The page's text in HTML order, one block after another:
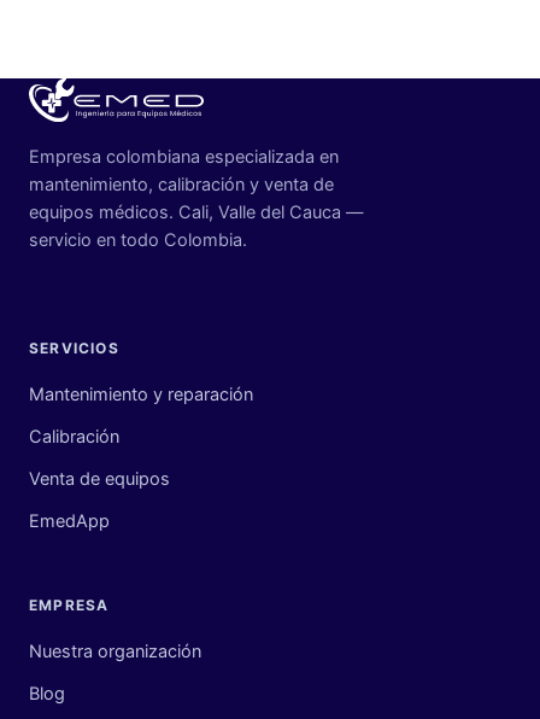
Empresa colombiana especializada en
mantenimiento, calibración y venta de
equipos médicos. Cali, Valle del Cauca —
servicio en todo Colombia.
SERVICIOS
Mantenimiento y reparación
Calibración
Venta de equipos
EmedApp
EMPRESA
Nuestra organización
Blog